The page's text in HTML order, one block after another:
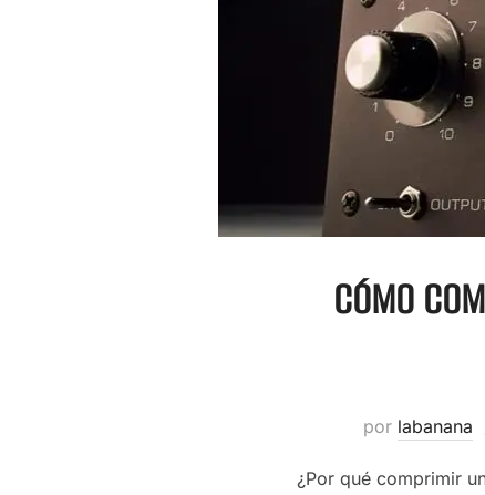
CÓMO
por labanana
¿Por qué comprimir